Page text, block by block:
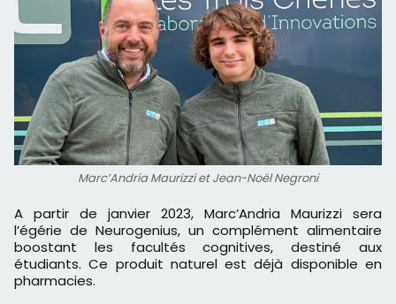
Marc’Andria Maurizzi et Jean-Noël Negroni
A partir de janvier 2023, Marc’Andria Maurizzi sera
l’égérie de Neurogenius, un complément alimentaire
boostant les facultés cognitives, destiné aux
étudiants. Ce produit naturel est déjà disponible en
pharmacies.